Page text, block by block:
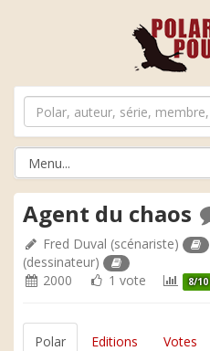
Agent du chaos
Fred Duval (scénariste)
(dessinateur)
2000
1 vote 8/10
Polar Editions Votes